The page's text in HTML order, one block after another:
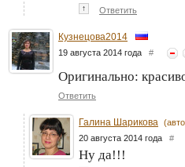
↑ Ответить
Кузнецова2014
19 августа 2014 года #
Оригинально:
Ответить
Галина Шарикова
20 августа 2014 года #
Ну да!!!